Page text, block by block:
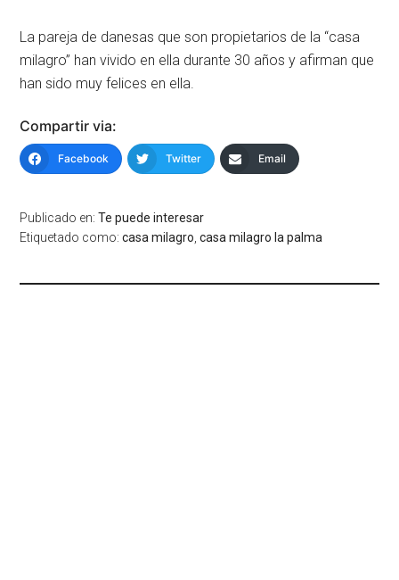
La pareja de danesas que son propietarios de la “casa
milagro” han vivido en ella durante 30 años y afirman que
han sido muy felices en ella.
Compartir via:
Facebook Twitter Email
Publicado en:Te puede interesar
Etiquetado como:casa milagro ,casa milagro la palma